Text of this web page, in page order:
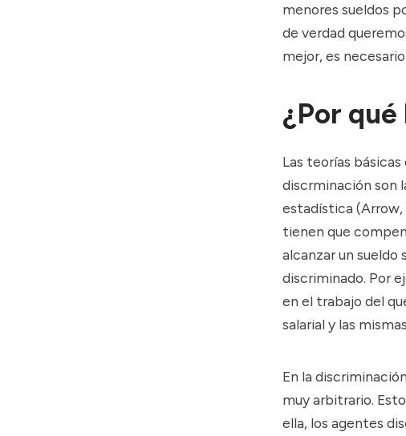
menores sueldos
de verdad
mejor, es
¿Por
Las teorías
discrminación son
estadística (Arrow,
tienen que
alcanzar un sueldo
discriminado. Por
en el trabajo del
salarial y las
En la
muy arbitrario.
ella, los agentes